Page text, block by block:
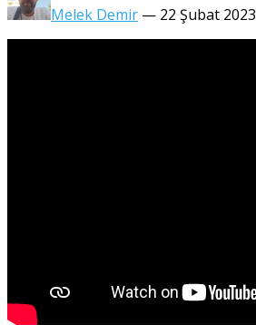
Melek Demir — 22 Şubat 2023